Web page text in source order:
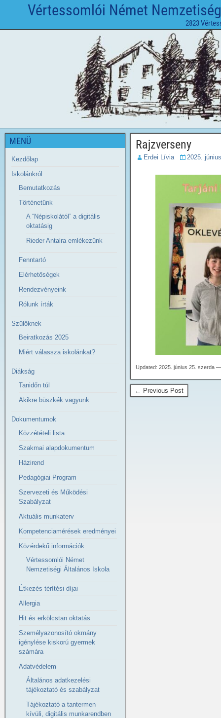
Vértessomlói Német
2823
Rajzverseny
Erdei Lívia 2025.
Updated: 2025. június 25. szerda
← Previous Post
MENÜ
Kezdőlap
Iskolánkról
Bemutatkozás
Történetünk
A “Népiskolától” a digitális
oktatásig
Rieder Antalra emlékezünk
Fenntartó
Elérhetőségek
Rendezvényeink
Rólunk írták
Szülőknek
Beiratkozás 2025
Miért válassza iskolánkat?
Diákság
Tanidőn túl
Akikre büszkék vagyunk
Dokumentumok
Közzétételi lista
Szakmai alapdokumentum
Házirend
Pedagógiai Program
Szervezeti és Működési
Szabályzat
Aktuális munkaterv
Kompetenciamérések eredményei
Közérdekű információk
Vértessomlói Német
Nemzetiségi Általános Iskola
Étkezés térítési díjai
Allergia
Hit és erkölcstan oktatás
Személyazonosító okmány
igénylése kiskorú gyermek
számára
Adatvédelem
Általános adatkezelési
tájékoztató és szabályzat
Tájékoztató a tantermen
kívüli, digitális munkarendben